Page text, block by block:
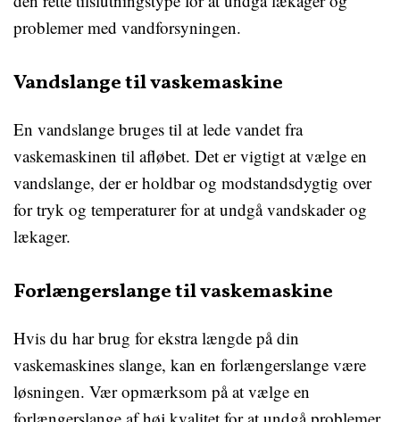
problemer med vandforsyningen.
Vandslange til vaskemaskine
En vandslange bruges til at lede vandet fra
vaskemaskinen til afløbet. Det er vigtigt at vælge en
vandslange, der er holdbar og modstandsdygtig over
for tryk og temperaturer for at undgå vandskader og
lækager.
Forlængerslange til vaskemaskine
Hvis du har brug for ekstra længde på din
vaskemaskines slange, kan en forlængerslange være
løsningen. Vær opmærksom på at vælge en